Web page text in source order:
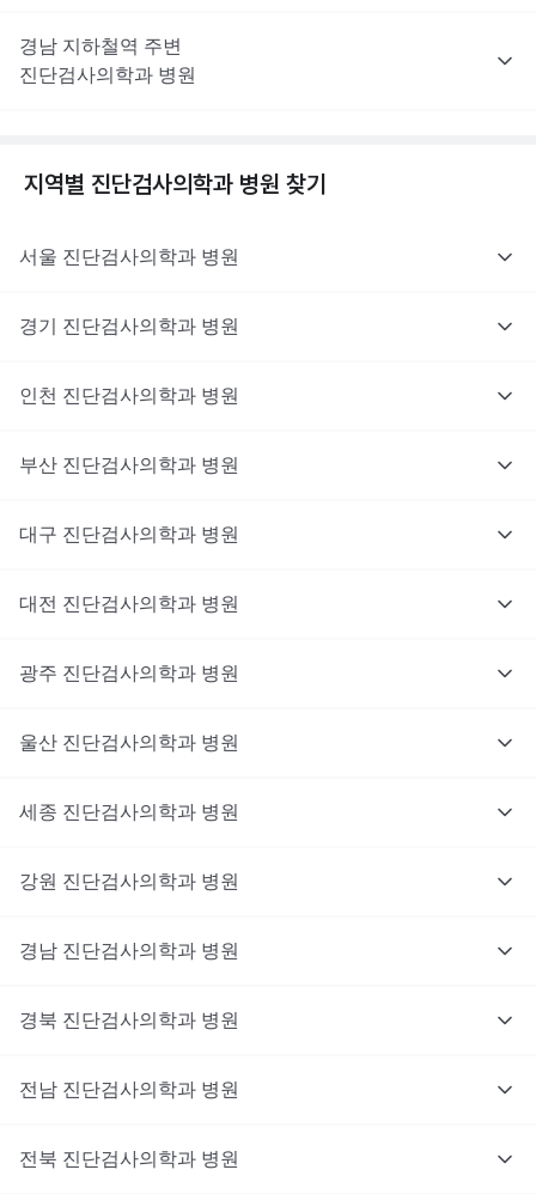
경남 지하철역 주변
진단검사의학과 병원
지역별 진단검사의학과 병원 찾기
서울 진단검사의학과 병원
경기 진단검사의학과 병원
인천 진단검사의학과 병원
부산 진단검사의학과 병원
대구 진단검사의학과 병원
대전 진단검사의학과 병원
광주 진단검사의학과 병원
울산 진단검사의학과 병원
세종 진단검사의학과 병원
강원 진단검사의학과 병원
경남 진단검사의학과 병원
경북 진단검사의학과 병원
전남 진단검사의학과 병원
전북 진단검사의학과 병원